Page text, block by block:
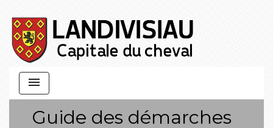
menu
Guide des démarches